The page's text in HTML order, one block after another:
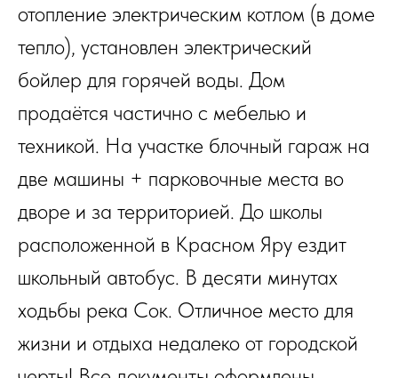
отопление электрическим котлом (в доме
тепло), установлен электрический
бойлер для горячей воды. Дом
продаётся частично с мебелью и
техникой. На участке блочный гараж на
две машины + парковочные места во
дворе и за территорией. До школы
расположенной в Красном Яру ездит
школьный автобус. В десяти минутах
ходьбы река Сок. Отличное место для
жизни и отдыха недалеко от городской